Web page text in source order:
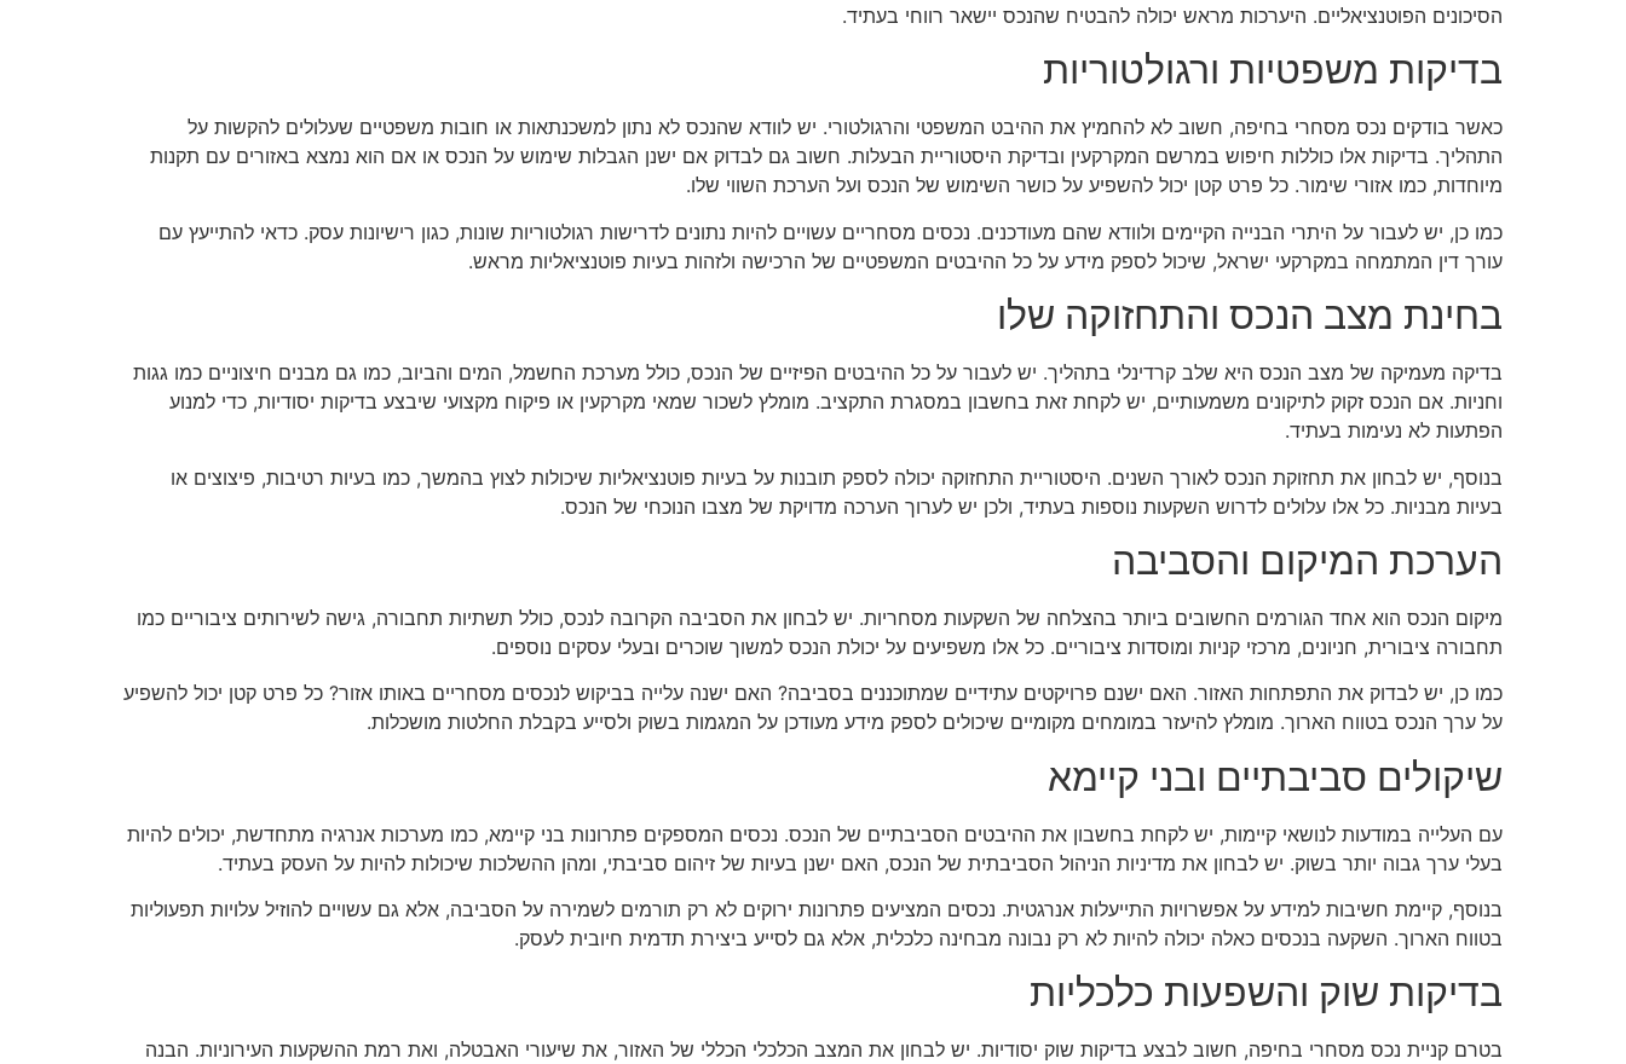
הסיכונים הפוטנציאליים. היערכות מראש יכולה להבטיח שהנכס יישאר רווחי בעתיד.
בדיקות משפטיות ורגולטוריות
כאשר בודקים נכס מסחרי בחיפה, חשוב לא להחמיץ את ההיבט המשפטי והרגולטורי. יש לוודא שהנכס לא נתון למשכנתאות או חובות משפטיים שעלולים להקשות על
התהליך. בדיקות אלו כוללות חיפוש במרשם המקרקעין ובדיקת היסטוריית הבעלות. חשוב גם לבדוק אם ישנן הגבלות שימוש על הנכס או אם הוא נמצא באזורים עם תקנות
מיוחדות, כמו אזורי שימור. כל פרט קטן יכול להשפיע על כושר השימוש של הנכס ועל הערכת השווי שלו.
כמו כן, יש לעבור על היתרי הבנייה הקיימים ולוודא שהם מעודכנים. נכסים מסחריים עשויים להיות נתונים לדרישות רגולטוריות שונות, כגון רישיונות עסק. כדאי להתייעץ עם
עורך דין המתמחה במקרקעי ישראל, שיכול לספק מידע על כל ההיבטים המשפטיים של הרכישה ולזהות בעיות פוטנציאליות מראש.
בחינת מצב הנכס והתחזוקה שלו
בדיקה מעמיקה של מצב הנכס היא שלב קרדינלי בתהליך. יש לעבור על כל ההיבטים הפיזיים של הנכס, כולל מערכת החשמל, המים והביוב, כמו גם מבנים חיצוניים כמו גגות
וחניות. אם הנכס זקוק לתיקונים משמעותיים, יש לקחת זאת בחשבון במסגרת התקציב. מומלץ לשכור שמאי מקרקעין או פיקוח מקצועי שיבצע בדיקות יסודיות, כדי למנוע
הפתעות לא נעימות בעתיד.
בנוסף, יש לבחון את תחזוקת הנכס לאורך השנים. היסטוריית התחזוקה יכולה לספק תובנות על בעיות פוטנציאליות שיכולות לצוץ בהמשך, כמו בעיות רטיבות, פיצוצים או
בעיות מבניות. כל אלו עלולים לדרוש השקעות נוספות בעתיד, ולכן יש לערוך הערכה מדויקת של מצבו הנוכחי של הנכס.
הערכת המיקום והסביבה
מיקום הנכס הוא אחד הגורמים החשובים ביותר בהצלחה של השקעות מסחריות. יש לבחון את הסביבה הקרובה לנכס, כולל תשתיות תחבורה, גישה לשירותים ציבוריים כמו
תחבורה ציבורית, חניונים, מרכזי קניות ומוסדות ציבוריים. כל אלו משפיעים על יכולת הנכס למשוך שוכרים ובעלי עסקים נוספים.
כמו כן, יש לבדוק את התפתחות האזור. האם ישנם פרויקטים עתידיים שמתוכננים בסביבה? האם ישנה עלייה בביקוש לנכסים מסחריים באותו אזור? כל פרט קטן יכול להשפיע
על ערך הנכס בטווח הארוך. מומלץ להיעזר במומחים מקומיים שיכולים לספק מידע מעודכן על המגמות בשוק ולסייע בקבלת החלטות מושכלות.
שיקולים סביבתיים ובני קיימא
עם העלייה במודעות לנושאי קיימות, יש לקחת בחשבון את ההיבטים הסביבתיים של הנכס. נכסים המספקים פתרונות בני קיימא, כמו מערכות אנרגיה מתחדשת, יכולים להיות
בעלי ערך גבוה יותר בשוק. יש לבחון את מדיניות הניהול הסביבתית של הנכס, האם ישנן בעיות של זיהום סביבתי, ומהן ההשלכות שיכולות להיות על העסק בעתיד.
בנוסף, קיימת חשיבות למידע על אפשרויות התייעלות אנרגטית. נכסים המציעים פתרונות ירוקים לא רק תורמים לשמירה על הסביבה, אלא גם עשויים להוזיל עלויות תפעוליות
בטווח הארוך. השקעה בנכסים כאלה יכולה להיות לא רק נבונה מבחינה כלכלית, אלא גם לסייע ביצירת תדמית חיובית לעסק.
בדיקות שוק והשפעות כלכליות
בטרם קניית נכס מסחרי בחיפה, חשוב לבצע בדיקות שוק יסודיות. יש לבחון את המצב הכלכלי הכללי של האזור, את שיעורי האבטלה, ואת רמת ההשקעות העירוניות. הבנה